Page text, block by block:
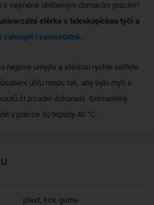
k nejméně oblíbeným domácím pracím?
univerzální stěrka s teleskopickou tyčí a
zakoupit i samostatně.
nejprve umyjte a stěrkou rychle setřete
úhlu mopu tak, aby bylo mytí a
či zrcadel dokonalé. Snímatelný
v pračce do teploty 40 °C.
plast, kov, guma